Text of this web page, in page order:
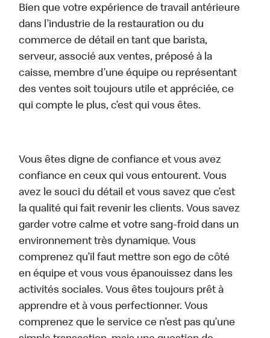
Bien que votre expérience de travail antérieure
dans l’industrie de la restauration ou du
commerce de détail en tant que barista,
serveur, associé aux ventes, préposé à la
caisse, membre d’une équipe ou représentant
des ventes soit toujours utile et appréciée, ce
qui compte le plus, c’est qui vous êtes.
Vous êtes digne de confiance et vous avez
confiance en ceux qui vous entourent. Vous
avez le souci du détail et vous savez que c’est
la qualité qui fait revenir les clients. Vous savez
garder votre calme et votre sang-froid dans un
environnement très dynamique. Vous
comprenez qu’il faut mettre son ego de côté
en équipe et vous vous épanouissez dans les
activités sociales. Vous êtes toujours prêt à
apprendre et à vous perfectionner. Vous
comprenez que le service ce n’est pas qu’une